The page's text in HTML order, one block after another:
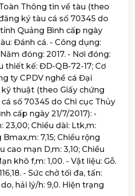
Thông tin về tàu (theo
ký tàu cá số 70345 do
Quảng Bình cấp ngày
Đánh cá. - Công dụng:
đóng: 2017. - Nơi đóng:
thiết kế: ĐD-QB-72-17; Cơ
ty CPDV nghề cá Đại
thuật (theo Giấy chứng
số 70345 do Chi cục Thủy
cấp ngày 21/7/2017): -
23,00; Chiều dài: Ltk,m:
Bmax,m: 7,15; Chiều rộng
cao mạn D,m: 3,10; Chiều
khô f,m: 1,00. - Vật liệu: Gỗ.
- Sức chở tối đa, tấn:
do, hải lý/h: 9,0. Hiện trạng